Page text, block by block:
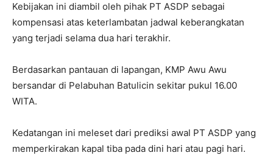
Kebijakan ini diambil oleh pihak PT ASDP sebagai
kompensasi atas keterlambatan jadwal keberangkatan
yang terjadi selama dua hari terakhir.
Berdasarkan pantauan di lapangan, KMP Awu Awu
bersandar di Pelabuhan Batulicin sekitar pukul 16.00
WITA.
Kedatangan ini meleset dari prediksi awal PT ASDP yang
memperkirakan kapal tiba pada dini hari atau pagi hari.